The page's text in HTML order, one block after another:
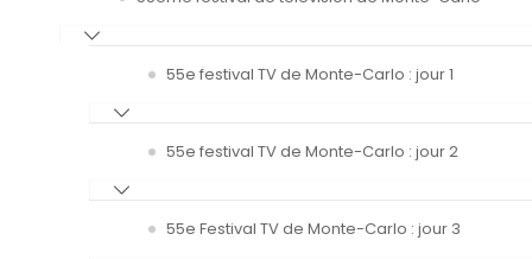
55e festival TV de Monte-Carlo : jour 1
55e festival TV de Monte-Carlo : jour 2
55e Festival TV de Monte-Carlo : jour 3